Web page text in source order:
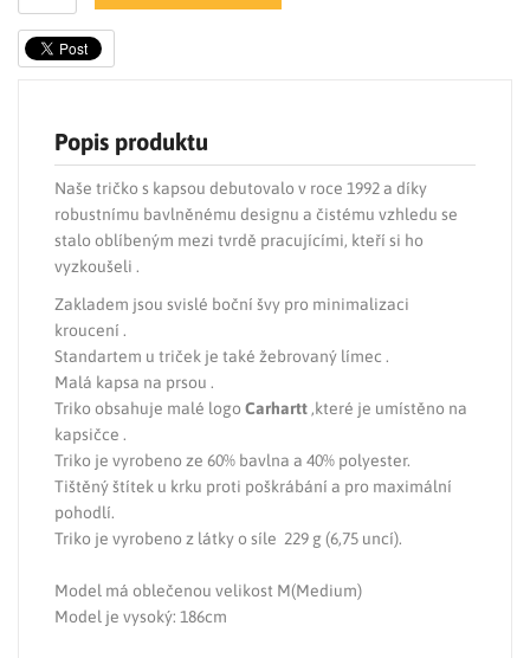
Popis produktu
Naše tričko s kapsou debutovalo v roce 1992 a díky
robustnímu bavlněnému designu a čistému vzhledu se
stalo oblíbeným mezi tvrdě pracujícími, kteří si ho
vyzkoušeli .
Zakladem jsou svislé boční švy pro minimalizaci
kroucení .
Standartem u triček je také žebrovaný límec .
Malá kapsa na prsou .
Triko obsahuje malé logo Carhartt,které je umístěno na
kapsičce .
Triko je vyrobeno ze 60% bavlna a 40% polyester.
Tištěný štítek u krku proti poškrábání a pro maximální
pohodlí.
Triko je vyrobeno z látky o síle 229 g (6,75 uncí).
Model má oblečenou velikost M(Medium)
Model je vysoký: 186cm